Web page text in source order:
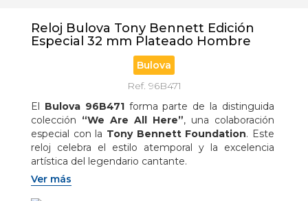
Reloj Bulova Tony Bennett Edición
Especial 32 mm Plateado Hombre
Bulova
Ref. 96B471
El Bulova 96B471 forma parte de la distinguida
colección “We Are All Here”, una colaboración
especial con la Tony Bennett Foundation. Este
reloj celebra el estilo atemporal y la excelencia
artística del legendario cantante.
Inspirado en los diseños clásicos de los años 80,
Ver más